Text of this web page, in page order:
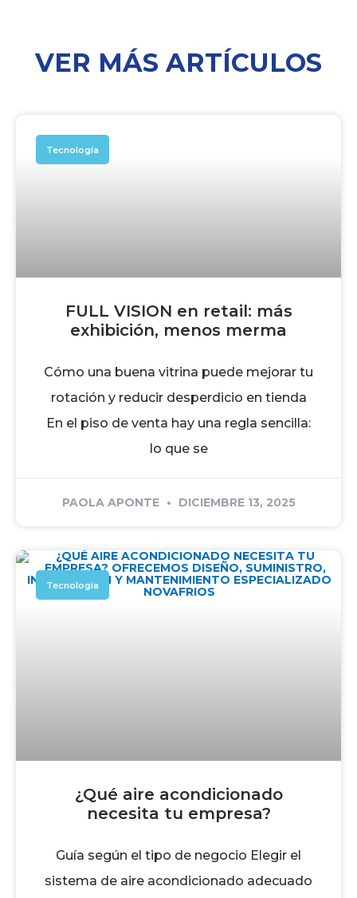
VER MÁS ARTÍCULOS
Tecnología
FULL VISION en retail: más
exhibición, menos merma
Cómo una buena vitrina puede mejorar tu
rotación y reducir desperdicio en tienda
En el piso de venta hay una regla sencilla:
lo que se
PAOLA APONTE DICIEMBRE 13, 2025
Tecnología
¿Qué aire acondicionado
necesita tu empresa?
Guía según el tipo de negocio Elegir el
sistema de aire acondicionado adecuado